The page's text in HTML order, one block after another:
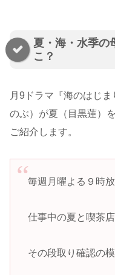
夏・海・水季の
こ？
月9ドラマ『海のはじ
のぶ）が夏（目黒蓮）
ご紹介します。
毎週月曜よる９時
仕事中の夏と喫茶
その段取り確認の